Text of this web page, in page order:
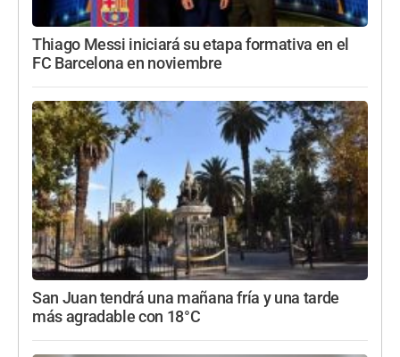
Thiago Messi iniciará su etapa formativa en el
FC Barcelona en noviembre
San Juan tendrá una mañana fría y una tarde
más agradable con 18°C